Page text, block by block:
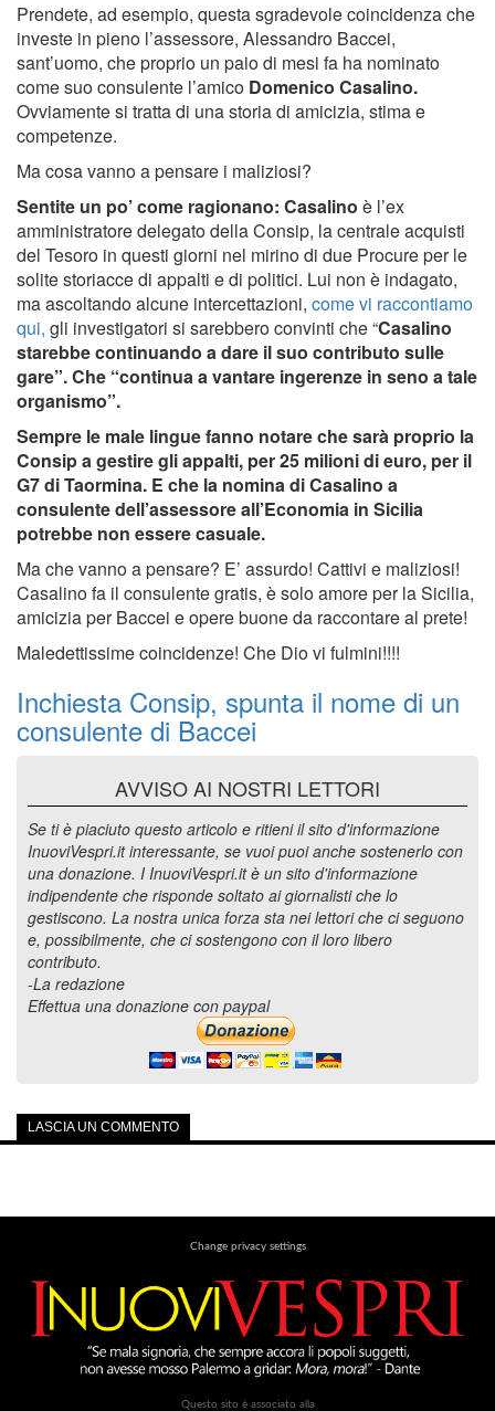
Prendete, ad esempio, questa sgradevole coincidenza che
investe in pieno l’assessore, Alessandro Baccei,
sant’uomo, che proprio un paio di mesi fa ha nominato
come suo consulente l’amico Domenico Casalino.
Ovviamente si tratta di una storia di amicizia, stima e
competenze.
Ma cosa vanno a pensare i maliziosi?
Sentite un po’ come ragionano: Casalino è l’ex
amministratore delegato della Consip, la centrale acquisti
del Tesoro in questi giorni nel mirino di due Procure per le
solite storiacce di appalti e di politici. Lui non è indagato,
ma ascoltando alcune intercettazioni, come vi raccontiamo
qui, gli investigatori si sarebbero convinti che “Casalino
starebbe continuando a dare il suo contributo sulle
gare”. Che “continua a vantare ingerenze in seno a tale
organismo”.
Sempre le male lingue fanno notare che sarà proprio la
Consip a gestire gli appalti, per 25 milioni di euro, per il
G7 di Taormina. E che la nomina di Casalino a
consulente dell’assessore all’Economia in Sicilia
potrebbe non essere casuale.
Ma che vanno a pensare? E’ assurdo! Cattivi e maliziosi!
Casalino fa il consulente gratis, è solo amore per la Sicilia,
amicizia per Baccei e opere buone da raccontare al prete!
Maledettissime coincidenze! Che Dio vi fulmini!!!!
Inchiesta Consip, spunta il nome di un
consulente di Baccei
AVVISO AI NOSTRI LETTORI
Se ti è piaciuto questo articolo e ritieni il sito d'informazione
InuoviVespri.it interessante, se vuoi puoi anche sostenerlo con
una donazione. I InuoviVespri.it è un sito d'informazione
indipendente che risponde soltato ai giornalisti che lo
gestiscono. La nostra unica forza sta nei lettori che ci seguono
e, possibilmente, che ci sostengono con il loro libero
contributo.
-La redazione
Effettua una donazione con paypal
LASCIA UN COMMENTO
Change privacy settings
Questo sito è associato alla